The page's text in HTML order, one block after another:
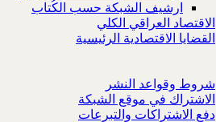
ارشيف الشبكة حسب الكُتاب
الاقتصاد العراقي الكلي
القضايا الاقتصادية الرئيسية
شروط وقواعد النشر
الاشتراك في موقع الشبكة
دفع الاشتراكات والتبرعات